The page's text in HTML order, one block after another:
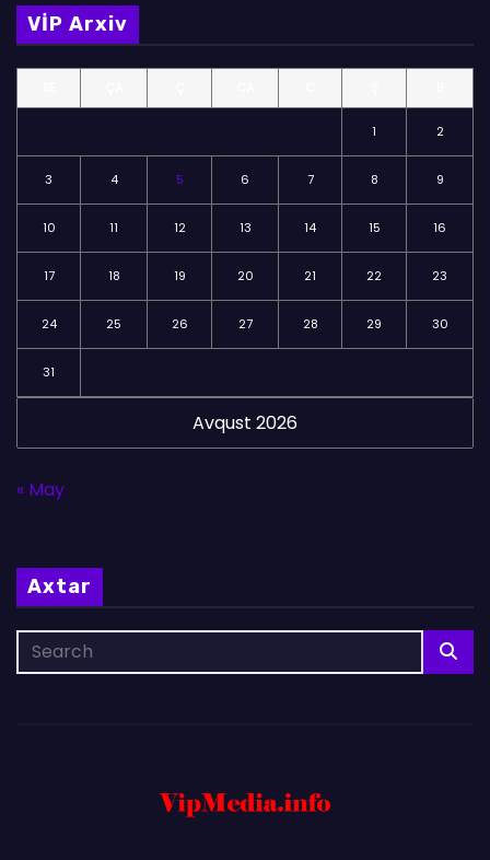
l
VİP Arxiv
Avqust 2026
1 2
3 4 5 6 7 8 9
10 11 12 13 14 15 16
17 18 19 20 21 22 23
24 25 26 27 28 29 30
31
« May
Axtar